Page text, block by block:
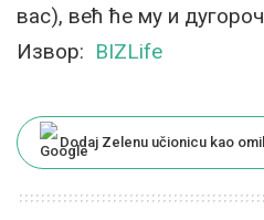
вас), већ ће му и
Извор: BIZLife
Dodaj Zelenu učionicu kao